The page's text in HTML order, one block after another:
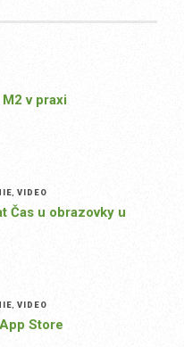
M2 v praxi
VIDEO
Čas u obrazovky u
VIDEO
Store